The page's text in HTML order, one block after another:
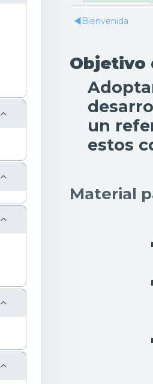
Colapsar
Colapsar
Colapsar
Colapsar
Colapsar
◀︎Bienvenida
Objetivo
un
estos
Material